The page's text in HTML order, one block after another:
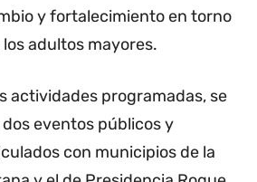
y fortalecimiento en torno
adultos mayores.
actividades programadas, se
eventos públicos y
con municipios de la